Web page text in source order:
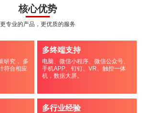
核心优势
更专业的产品，更优质的服务
研究， 多
符合相应
多终端支持
电脑、微信小程序、微信公众号、
手机APP、钉钉、VR、触控一体
机，数据大屏。
多行业经验